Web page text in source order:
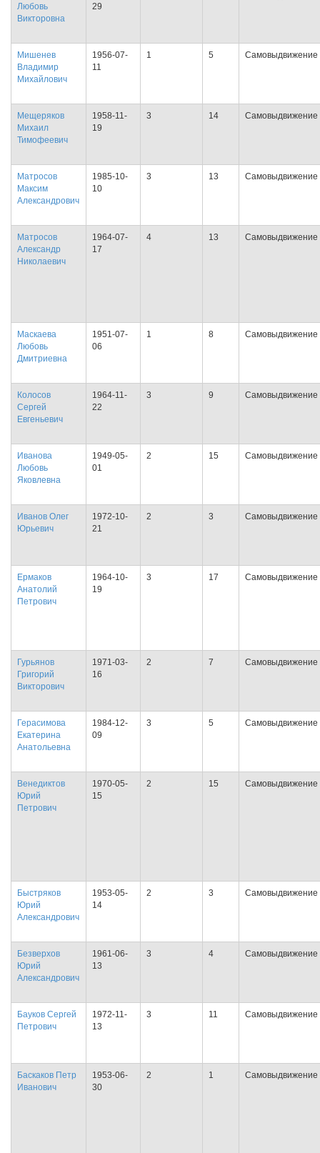
Любовь
Викторовна
29
Мишенев
Владимир
Михайлович
1956-07-
11
1 5 Самовыдвижение
Мещеряков
Михаил
Тимофеевич
1958-11-
19
3 14 Самовыдвижение
Матросов
Максим
Александрович
1985-10-
10
3 13 Самовыдвижение
Матросов
Александр
Николаевич
1964-07-
17
4 13 Самовыдвижение
Маскаева
Любовь
Дмитриевна
1951-07-
06
1 8 Самовыдвижение
Колосов
Сергей
Евгеньевич
1964-11-
22
3 9 Самовыдвижение
Иванова
Любовь
Яковлевна
1949-05-
01
2 15 Самовыдвижение
Иванов Олег
Юрьевич
1972-10-
21
2 3 Самовыдвижение
Ермаков
Анатолий
Петрович
1964-10-
19
3 17 Самовыдвижение
Гурьянов
Григорий
Викторович
1971-03-
16
2 7 Самовыдвижение
Герасимова
Екатерина
Анатольевна
1984-12-
09
3 5 Самовыдвижение
Венедиктов
Юрий
Петрович
1970-05-
15
2 15 Самовыдвижение
Быстряков
Юрий
Александрович
1953-05-
14
2 3 Самовыдвижение
Безверхов
Юрий
Александрович
1961-06-
13
3 4 Самовыдвижение
Бауков Сергей
Петрович
1972-11-
13
3 11 Самовыдвижение
Баскаков Петр
Иванович
1953-06-
30
2 1 Самовыдвижение